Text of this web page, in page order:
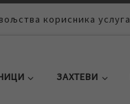
корисника услуга
ЗАХТЕВИ